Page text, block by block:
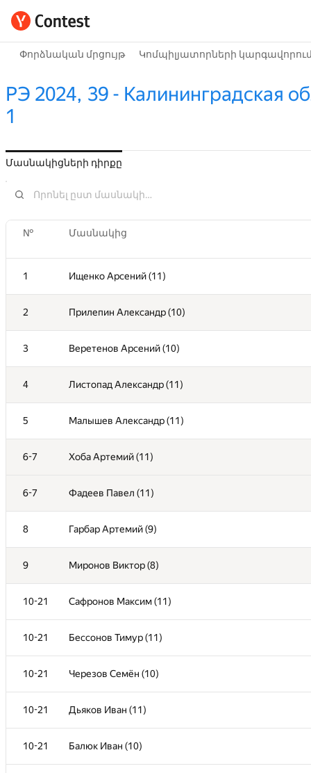
Փորձնական մրցույթ Կոմպիլյատորների
РЭ 2024, 39 - Калининградская
1
Մասնակիցների դիրքը
№ Մասնակից
1 Ищенко Арсений (11)
2 Прилепин Александр (10)
3 Веретенов Арсений (10)
4 Листопад Александр (11)
5 Малышев Александр (11)
6-7 Хоба Артемий (11)
6-7 Фадеев Павел (11)
8 Гарбар Артемий (9)
9 Миронов Виктор (8)
10-21 Сафронов Максим (11)
10-21 Бессонов Тимур (11)
10-21 Черезов Семён (10)
10-21 Дьяков Иван (11)
10-21 Балюк Иван (10)